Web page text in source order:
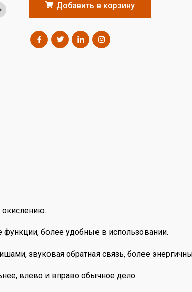
Добавить в корзину
окислению.
более удобные в использовании.
звуковая обратная связь, более
влево и вправо обычное дело.